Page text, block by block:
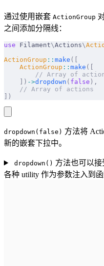
通过使用嵌套 ActionGroup
之间添加分隔线：
use Filament\Actions\
ActionGroup :: make ([
    ActionGroup
:: make ([
// Array of
    ])
->dropdown ( false ),
    // Array of actions
])
dropdown(false) 方法将
新的嵌套下拉中。
dropdown() 方法也可以
各种 utility 作为参数注入到函